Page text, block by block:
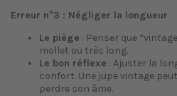
Erreur n°3 : Négliger la longueur
Le piège : Penser que
mollet ou très long.
Le bon réflexe : Ajuster la
confort. Une jupe vintage
perdre son âme.